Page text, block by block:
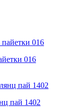
016
пай 1402